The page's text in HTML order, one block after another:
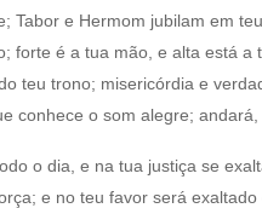
Tabor e Hermom jubilam em
forte é a tua mão, e alta está a
teu trono; misericórdia e
conhece o som alegre;
o dia, e na tua justiça se
e no teu favor será exaltado